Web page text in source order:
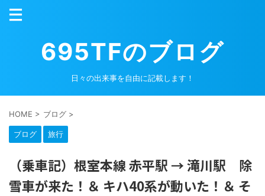
695TFのブログ
日々の出来事を自由に記載します！
HOME > ブログ >
ブログ 旅行
（乗車記）根室本線 赤平駅 → 滝川駅 除
雪車が来た！＆ キハ40系が動いた！＆ そ